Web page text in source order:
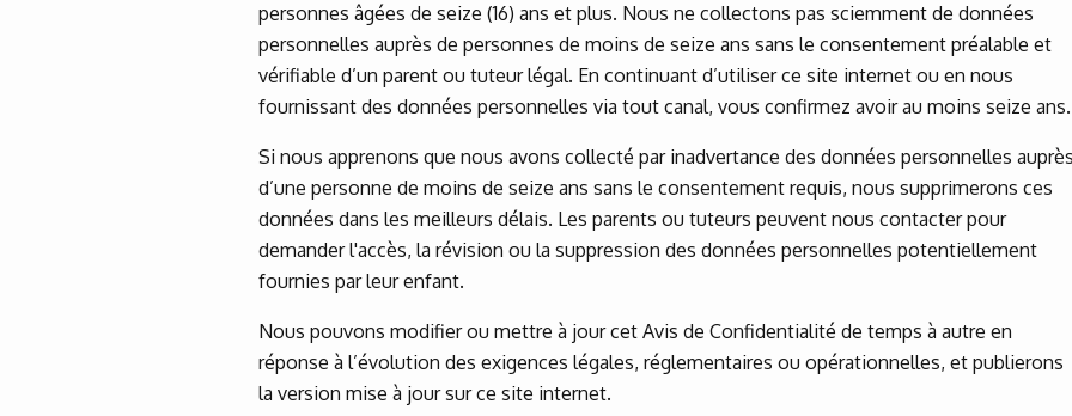
personnes âgées de seize (16) ans et plus. Nous ne collectons pas sciemment de données
personnelles auprès de personnes de moins de seize ans sans le consentement préalable et
vérifiable d’un parent ou tuteur légal. En continuant d’utiliser ce site internet ou en nous
fournissant des données personnelles via tout canal, vous confirmez avoir au moins seize ans.
Si nous apprenons que nous avons collecté par inadvertance des données personnelles
d’une personne de moins de seize ans sans le consentement requis, nous supprimerons ces
données dans les meilleurs délais. Les parents ou tuteurs peuvent nous contacter pour
demander l'accès, la révision ou la suppression des données personnelles potentiellement
fournies par leur enfant.
Nous pouvons modifier ou mettre à jour cet Avis de Confidentialité de temps à autre en
réponse à l’évolution des exigences légales, réglementaires ou opérationnelles, et publierons
la version mise à jour sur ce site internet.